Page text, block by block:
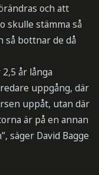
och att
skulle stämma så
så bottnar de då
år långa
uppgång, där
uppåt, utan där
är på en annan
säger David Bagge